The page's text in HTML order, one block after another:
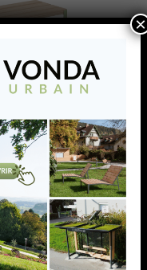
conviviale et
×